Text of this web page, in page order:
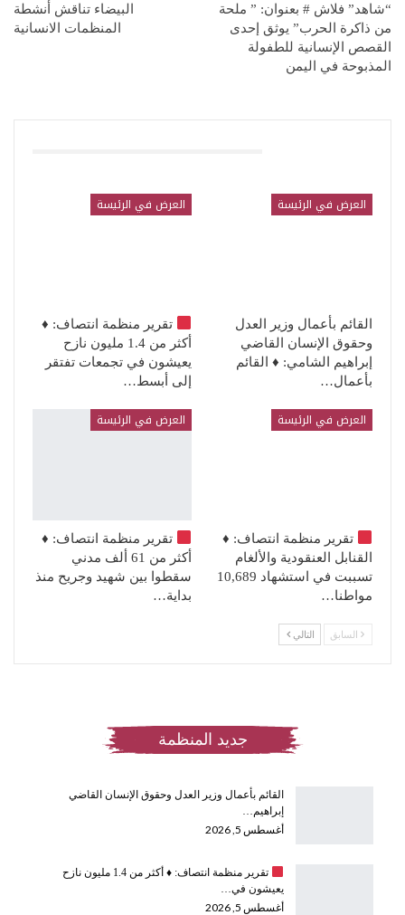
“شاهد” فلاش # بعنوان: ” ملحة
من ذاكرة الحرب” يوثق إحدى
القصص الإنسانية للطفولة
المذبوحة في اليمن
البيضاء تناقش أنشطة
المنظمات الانسانية
العرض في الرئيسة
القائم بأعمال وزير العدل
وحقوق الإنسان القاضي
إبراهيم الشامي: ♦️ القائم
بأعمال…
العرض في الرئيسة
تقرير منظمة انتصاف: ♦️
أكثر من 1.4 مليون نازح
يعيشون في تجمعات تفتقر
إلى أبسط…
العرض في الرئيسة
تقرير منظمة انتصاف: ♦️
القنابل العنقودية والألغام
تسببت في استشهاد 10,689
مواطنا…
العرض في الرئيسة
تقرير منظمة انتصاف: ♦️
أكثر من 61 ألف مدني
سقطوا بين شهيد وجريح منذ
بداية…
السابق التالي
جديد المنظمة
القائم بأعمال وزير العدل وحقوق الإنسان القاضي
إبراهيم…
أغسطس 5, 2026
تقرير منظمة انتصاف: ♦️
أكثر من 1.4 مليون نازح
يعيشون في…
أغسطس 5, 2026